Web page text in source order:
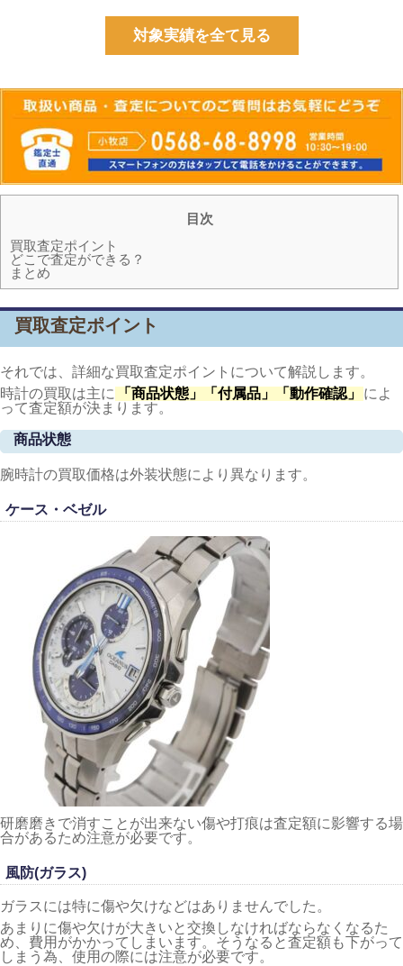
対象実績を全て見る
目次
買取査定ポイント
どこで査定ができる？
まとめ
買取査定ポイント
それでは、詳細な買取査定ポイントについて解説します。
時計の買取は主に
「商品状態」「付属品」「動作確認」
によ
って査定額が決まります。
商品状態
腕時計の買取価格は外装状態により異なります。
ケース・ベゼル
研磨磨きで消すことが出来ない傷や打痕は査定額に影響する場
合があるため注意が必要です。
風防(ガラス)
ガラスには特に傷や欠けなどはありませんでした。
あまりに傷や欠けが大きいと交換しなければならなくなるた
め、費用がかかってしまいます。そうなると査定額も下がって
しまう為、使用の際には注意が必要です。